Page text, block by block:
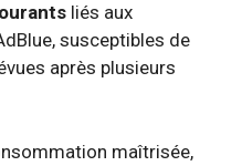
liés aux
susceptibles de
après plusieurs
maîtrisée,